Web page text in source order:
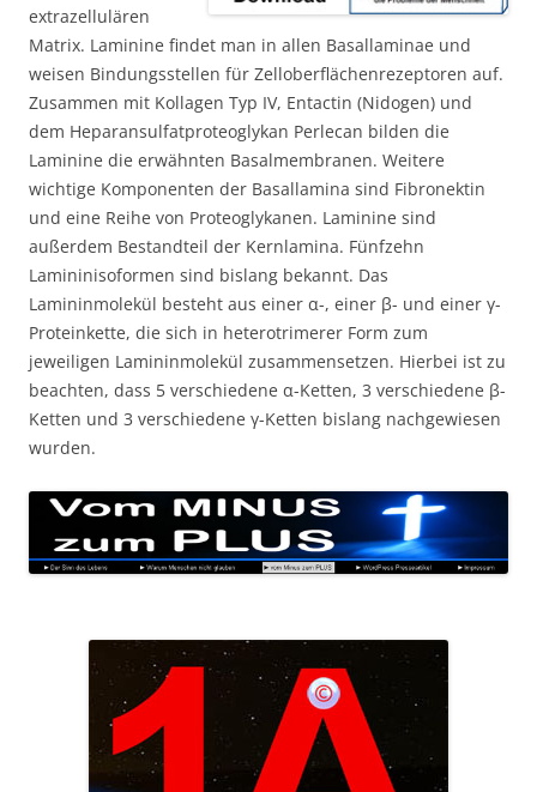
extrazellulären
Matrix. Laminine findet man in allen Basallaminae und
weisen Bindungsstellen für Zelloberflächenrezeptoren auf.
Zusammen mit Kollagen Typ IV, Entactin (Nidogen) und
dem Heparansulfatproteoglykan Perlecan bilden die
Laminine die erwähnten Basalmembranen. Weitere
wichtige Komponenten der Basallamina sind Fibronektin
und eine Reihe von Proteoglykanen. Laminine sind
außerdem Bestandteil der Kernlamina. Fünfzehn
Lamininisoformen sind bislang bekannt. Das
Lamininmolekül besteht aus einer α-, einer β- und einer γ-
Proteinkette, die sich in heterotrimerer Form zum
jeweiligen Lamininmolekül zusammensetzen. Hierbei ist zu
beachten, dass 5 verschiedene α-Ketten, 3 verschiedene β-
Ketten und 3 verschiedene γ-Ketten bislang nachgewiesen
wurden.